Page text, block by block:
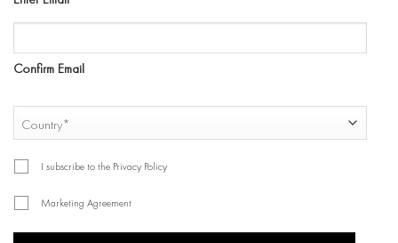
Confirm Email
COUNTRY
I subscribe to the Privacy Policy
Marketing Agreement
CAPTCHA